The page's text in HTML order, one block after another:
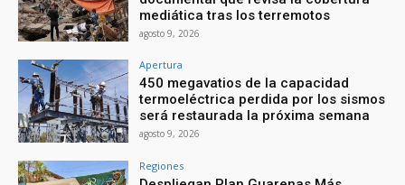
mediática tras los terremotos
agosto 9, 2026
Apertura
450 megavatios de la capacidad
termoeléctrica perdida por los sismos
será restaurada la próxima semana
agosto 9, 2026
Regiones